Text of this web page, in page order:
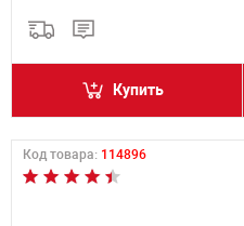
Купить
Код товара: 114896